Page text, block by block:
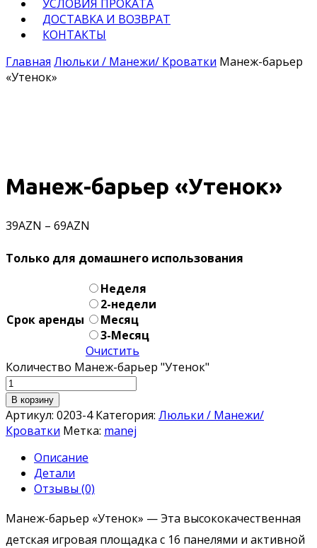
УСЛОВИЯ ПРОКАТА
ДОСТАВКА И ВОЗВРАТ
КОНТАКТЫ
Главная Люльки / Манежи/ Кроватки Манеж-барьер
«Утенок»
Манеж-барьер «Утенок»
39AZN – 69AZN
Только для домашнего использования
Срок аренды
Неделя
2-недели
Месяц
3-Месяц
Очистить
Количество Манеж-барьер "Утенок"
В корзину
Артикул: 0203-4 Категория: Люльки / Манежи/
Кроватки Метка: manej
Описание
Детали
Отзывы (0)
Манеж-барьер «Утенок» — Эта высококачественная
детская игровая площадка с 16 панелями и активной